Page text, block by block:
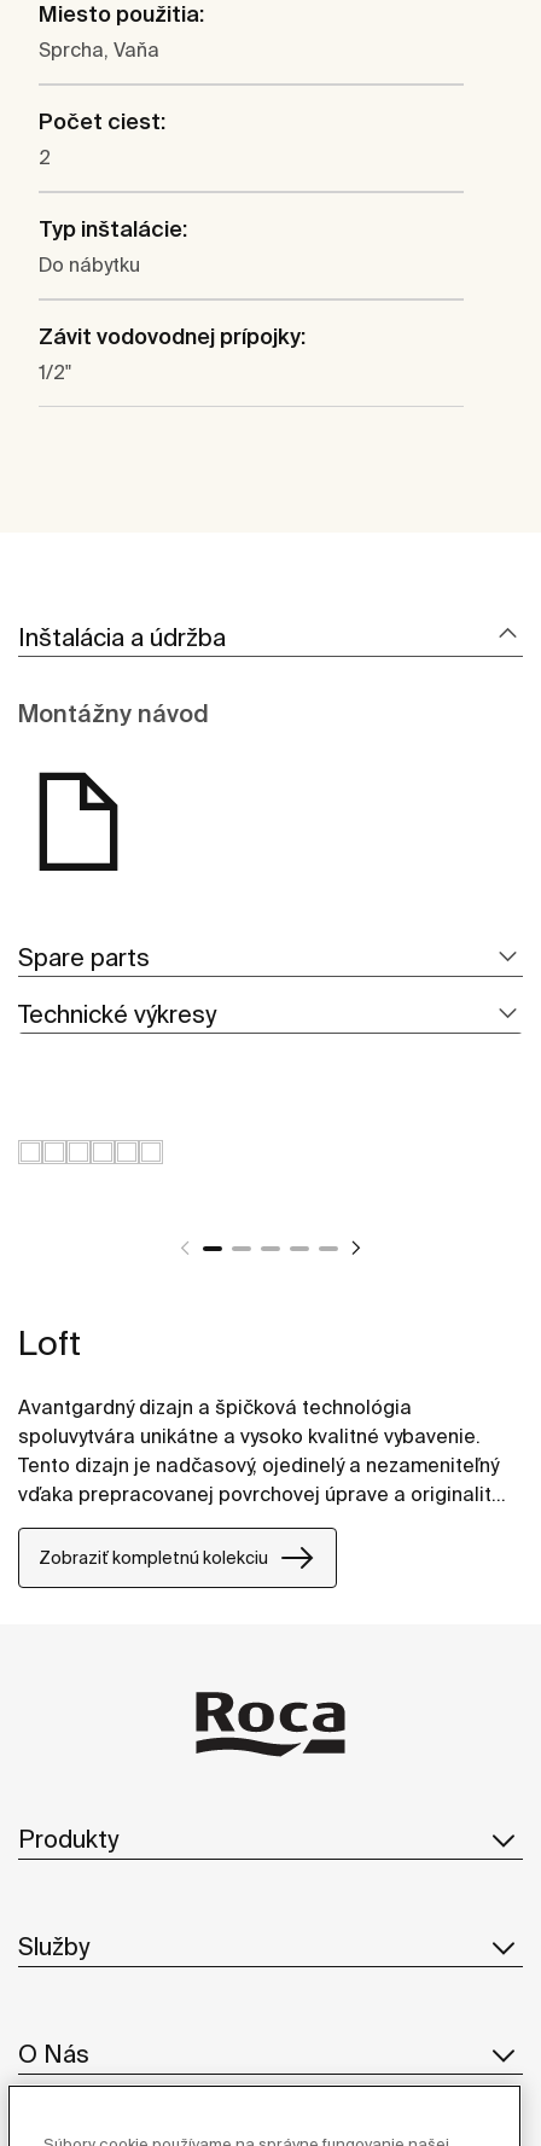
Miesto použitia:
Sprcha, Vaňa
Počet ciest:
2
Typ inštalácie:
Do nábytku
Závit vodovodnej prípojky:
1/2"
Inštalácia a údržba
Montážny návod
Spare parts
Technické výkresy
Loft
Avantgardný dizajn a špičková technológia
spoluvytvára unikátne a vysoko kvalitné vybavenie.
Tento dizajn je nadčasový, ojedinelý a nezameniteľný
vďaka prepracovanej povrchovej úprave a originalite
tvarov. Každý priestor naplní eleganciou a
jedinečnosťou.
Zobraziť kompletnú kolekciu
Produkty
Služby
O Nás